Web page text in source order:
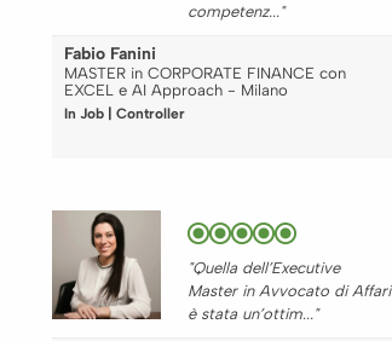
competenz..."
Fabio Fanini
MASTER in CORPORATE FINANCE con
EXCEL e AI Approach - Milano
In Job | Controller
"Quella dell’Executive
Master in Avvocato di Affari
è stata un’ottim..."